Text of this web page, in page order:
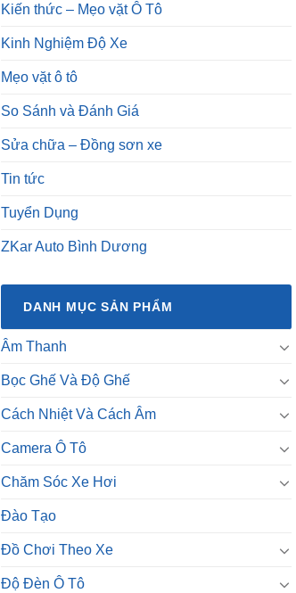
Kiến thức – Mẹo vặt Ô Tô
Kinh Nghiệm Độ Xe
Mẹo vặt ô tô
So Sánh và Đánh Giá
Sửa chữa – Đồng sơn xe
Tin tức
Tuyển Dụng
ZKar Auto Bình Dương
DANH MỤC SẢN PHẨM
Âm Thanh
Bọc Ghế Và Độ Ghế
Cách Nhiệt Và Cách Âm
Camera Ô Tô
Chăm Sóc Xe Hơi
Đào Tạo
Đồ Chơi Theo Xe
Độ Đèn Ô Tô